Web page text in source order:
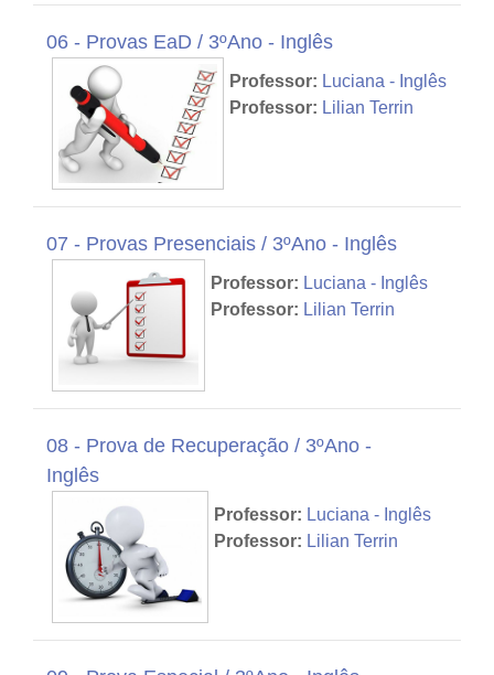
06 - Provas EaD / 3ºAno - Inglês
Professor: Luciana - Inglês
Professor: Lilian Terrin
07 - Provas Presenciais / 3ºAno - Inglês
Professor: Luciana - Inglês
Professor: Lilian Terrin
08 - Prova de Recuperação / 3ºAno -
Inglês
Professor: Luciana - Inglês
Professor: Lilian Terrin